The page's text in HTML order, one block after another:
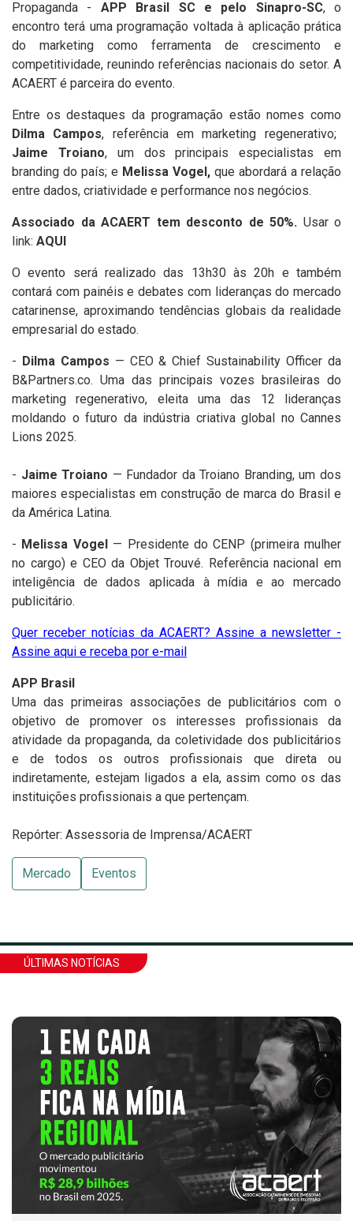
Propaganda - APP Brasil SC e pelo Sinapro-SC, o
encontro terá uma programação voltada à aplicação prática
do marketing como ferramenta de crescimento e
competitividade, reunindo referências nacionais do setor. A
ACAERT é parceira do evento.
Entre os destaques da programação estão nomes como
Dilma Campos, referência em marketing regenerativo;
Jaime Troiano, um dos principais especialistas em
branding do país; e Melissa Vogel, que abordará a relação
entre dados, criatividade e performance nos negócios.
Associado da ACAERT tem desconto de 50%. Usar o
link: AQUI
O evento será realizado das 13h30 às 20h e também
contará com painéis e debates com lideranças do mercado
catarinense, aproximando tendências globais da realidade
empresarial do estado.
- Dilma Campos — CEO & Chief Sustainability Officer da
B&Partners.co. Uma das principais vozes brasileiras do
marketing regenerativo, eleita uma das 12 lideranças
moldando o futuro da indústria criativa global no Cannes
Lions 2025.
- Jaime Troiano — Fundador da Troiano Branding, um dos
maiores especialistas em construção de marca do Brasil e
da América Latina.
- Melissa Vogel
— Presidente do CENP (primeira mulher
no cargo) e CEO da Objet Trouvé. Referência nacional em
inteligência de dados aplicada à mídia e ao mercado
publicitário.
Quer receber notícias da ACAERT? Assine a newsletter -
Assine aqui e receba por e-mail
APP Brasil
Uma das primeiras associações de publicitários com o
objetivo de promover os interesses profissionais da
atividade da propaganda, da coletividade dos publicitários
e de todos os outros profissionais que direta ou
indiretamente, estejam ligados a ela, assim como os das
instituições profissionais a que pertençam.
Repórter: Assessoria de Imprensa/ACAERT
Mercado Eventos
ÚLTIMAS NOTÍCIAS